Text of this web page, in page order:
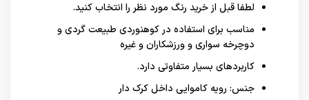
لطفا قبل از خرید رنگ مورد نظر را انتخاب کنید.
مناسب برای استفاده در کوهنوردی طبیعت گردی و
دوچرخه سواری و ورزشکاران و غیره
کاربردهای بسیار متفاوتی دارد.
جنس: رویه کاموایی داخل کرک دار